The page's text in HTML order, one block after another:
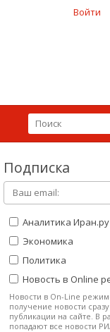
Войти
Подписка
Аналитика Иран.ру
Экономика
Политика
Новость в Online
Новости в On-Line
получение новости
публикации на сайте. В
попадают все новости